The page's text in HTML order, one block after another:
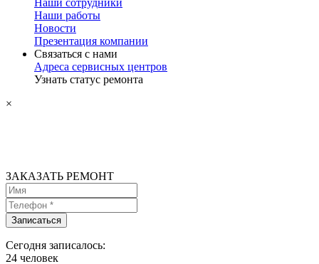
Наши сотрудники
Наши работы
Новости
Презентация компании
Связаться с нами
Адреса сервисных центров
Узнать статус ремонта
×
ЗАКАЗАТЬ РЕМОНТ
Сегодня записалось:
24 человек